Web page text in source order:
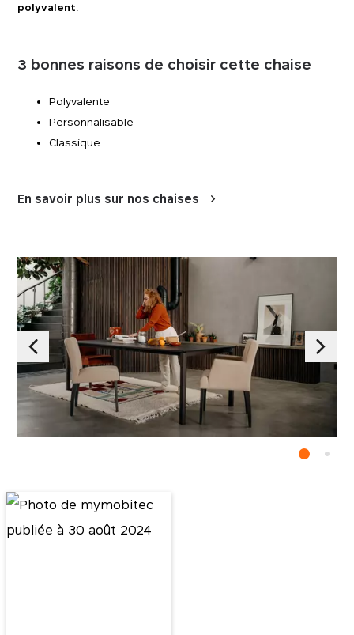
polyvalent
3 bonnes raisons de choisir cette chaise
Polyvalente
Personnalisable
Classique
En savoir plus sur nos chaises